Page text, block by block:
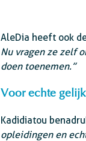
AleDia heeft ook
Nu vragen ze zelf
doen toenemen.”
Voor echte
Kadidiatou
opleidingen en